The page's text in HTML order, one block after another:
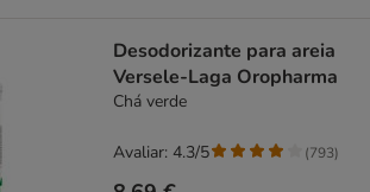
Desodorizante para areia
Versele-Laga Oropharma
Chá verde
Avaliar: 4.3/5 (793)